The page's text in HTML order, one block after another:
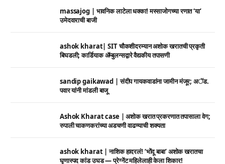
massajog | भावनिक लाटेला धक्का! मस्साजोगच्या रणात ‘या’
उमेदवाराची बाजी
ashok kharat| SIT चौकशीदरम्यान अशोक खरातची प्रकृती
बिघडली; कार्डियाक ॲम्बुलन्सद्वारे वैद्यकीय तपासणी
sandip gaikawad | संदीप गायकवाडांना जामीन मंजूर; अॅड.
पवार यांनी मांडली बाजू
Ashok Kharat case | अशोक खरात प्रकरणात तपासाला वेग;
रुपाली चाकणकरांच्या अडचणी वाढण्याची शक्यता
ashok kharat | नाशिक हादरलं! ‘भोंदू बाबा’ अशोक खरातचा
घृणास्पद कांड उघड — प्रेग्नेंट महिलेलाही केला शिकार!